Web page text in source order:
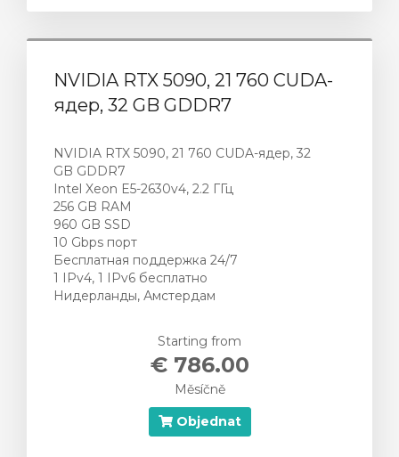
NVIDIA RTX 5090, 21 760 CUDA-
ядер, 32 GB GDDR7
NVIDIA RTX 5090, 21 760 CUDA-ядер, 32
GB GDDR7
Intel Xeon E5-2630v4, 2.2 ГГц
256 GB RAM
960 GB SSD
10 Gbps порт
Бесплатная поддержка 24/7
1 IPv4, 1 IPv6 бесплатно
Нидерланды, Амстердам
Starting from
€ 786.00
Měsíčně
Objednat